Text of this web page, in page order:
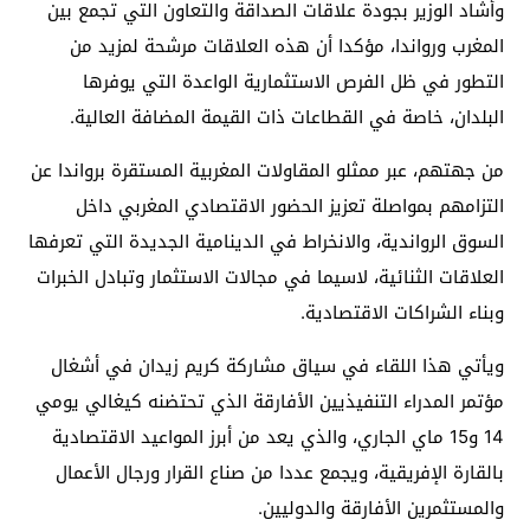
وأشاد الوزير بجودة علاقات الصداقة والتعاون التي تجمع بين
المغرب ورواندا، مؤكدا أن هذه العلاقات مرشحة لمزيد من
التطور في ظل الفرص الاستثمارية الواعدة التي يوفرها
البلدان، خاصة في القطاعات ذات القيمة المضافة العالية.
من جهتهم، عبر ممثلو المقاولات المغربية المستقرة برواندا عن
التزامهم بمواصلة تعزيز الحضور الاقتصادي المغربي داخل
السوق الرواندية، والانخراط في الدينامية الجديدة التي تعرفها
العلاقات الثنائية، لاسيما في مجالات الاستثمار وتبادل الخبرات
وبناء الشراكات الاقتصادية.
ويأتي هذا اللقاء في سياق مشاركة كريم زيدان في أشغال
مؤتمر المدراء التنفيذيين الأفارقة الذي تحتضنه كيغالي يومي
14 و15 ماي الجاري، والذي يعد من أبرز المواعيد الاقتصادية
بالقارة الإفريقية، ويجمع عددا من صناع القرار ورجال الأعمال
والمستثمرين الأفارقة والدوليين.